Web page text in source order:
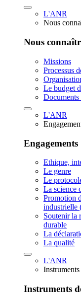
L'ANR
Nous
Nous
Missions
Processus
Le budget
Documents
L'ANR
Engagements
Ethique,
Le genre
Le
La science
Promotion
industrielle
Soutenir la
durable
La
La qualité
L'ANR
Instruments